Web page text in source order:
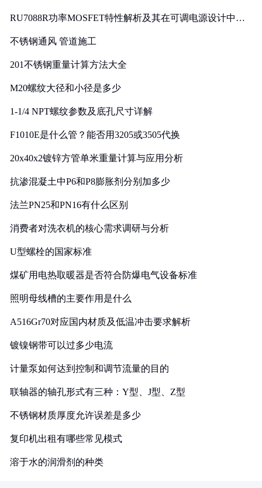
RU7088R功率MOSFET特性解析及其在可调电源设计中的
不锈钢通风 管道施工
201不锈钢重量计算方法大全
M20螺纹大径和小径是多少
1-1/4 NPT螺纹参数及底孔尺寸详解
F1010E是什么管？能否用3205或3505代换
20x40x2镀锌方管单米重量计算与应用分析
抗渗混凝土中P6和P8膨胀剂分别加多少
法兰PN25和PN16有什么区别
消费者对洗衣机的核心需求调研与分析
U型螺栓的国家标准
煤矿用电热取暖器是否符合防爆电气设备标准
照明母线槽的主要作用是什么
A516Gr70对应国内材质及低温冲击要求解析
镀镍钢带可以过多少电流
计量泵如何达到控制和调节流量的目的
联轴器的轴孔形式有三种：Y型、J型、Z型
不锈钢材质厚度允许误差是多少
复印机出租有哪些常见模式
溶于水的润滑剂的种类